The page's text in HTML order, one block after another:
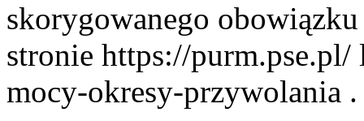
skorygowanego
stronie https://
mocy-okresy-przywolania